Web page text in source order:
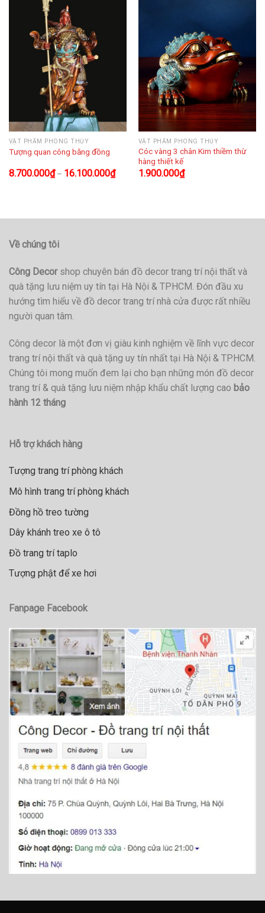
VẬT PHẨM PHONG THỦY
Tượng quan công bằng đồng
8.700.000₫– 16.100.000₫
VẬT PHẨM PHONG THỦY
Cóc vàng 3 chân Kim thiềm thừ
hàng thiết kế
1.900.000₫
Về chúng tôi
Công Decorshop chuyên bán đồ decor trang trí nội thất và
quà tặng lưu niệm uy tín tại Hà Nội & TPHCM. Đón đầu xu
hướng tìm hiểu về đồ decor trang trí nhà cửa được rất nhiều
người quan tâm.
Công decor là một đơn vị giàu kinh nghiệm về lĩnh vực decor
trang trí nội thất và quà tặng uy tín nhất tại Hà Nội & TPHCM.
Chúng tôi mong muốn đem lại cho bạn những món đồ decor
trang trí & quà tặng lưu niệm nhập khẩu chất lượng cao bảo
hành 12 tháng
Hỗ trợ khách hàng
Tượng trang trí phòng khách
Mô hình trang trí phòng khách
Đồng hồ treo tường
Dây khánh treo xe ô tô
Đồ trang trí taplo
Tượng phật để xe hơi
Fanpage Facebook